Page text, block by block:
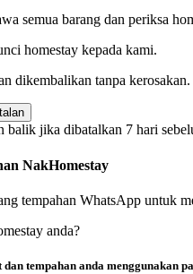
semua barang dan periksa
homestay kepada kami.
dikembalikan tanpa kerosakan.
balik jika dibatalkan 7 hari
NakHomestay
tempahan WhatsApp untuk
anda?
tempahan anda menggunakan